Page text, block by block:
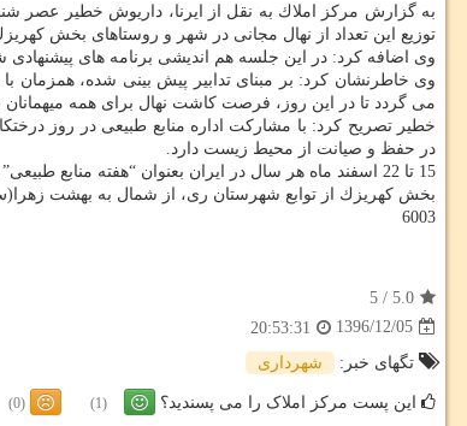
توزیع این تعداد از نهال مجانی در شهر و روستاهای بخش
وی اضافه كرد: در این جلسه هم اندیشی برنامه های
وی خاطرنشان كرد: بر مبنای تدابیر پیش بینی شده، همزمان
می گردد تا در این روز، فرصت كاشت نهال برای همه میهمانان
خطیر تصریح كرد: با مشاركت اداره منابع طبیعی در روز
در حفظ و صیانت از محیط زیست دارد.
15 تا 22 اسفند ماه هر سال در ایران بعنوان “هفته منابع طبیعی” نامگذاری شده است كه اولین روز این هفته یعنی 15 اسفند “روز درختكاری ” است.
بخش كهریزك از توابع شهرستان ری، از شمال به بهشت زهرا(س)، از غرب به
6003
5.0
/
5
1396/12/05
20:53:31
تگهای خبر:
شهرداری
این پست مرکز املاک را می پسندید؟ (1)
(0)